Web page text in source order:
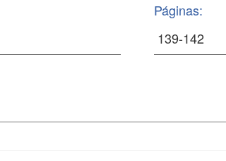
Páginas: